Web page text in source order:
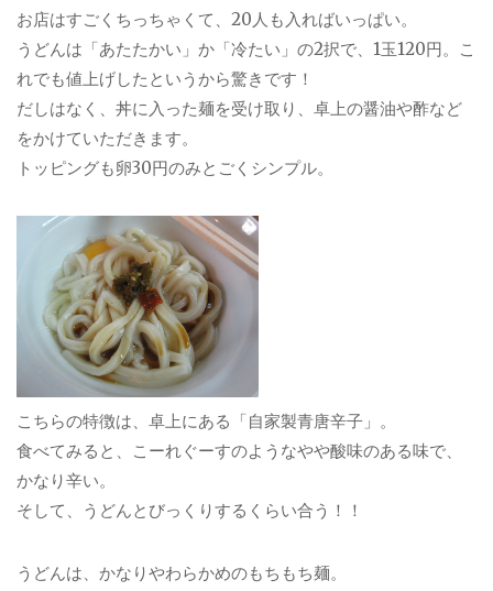
お店はすごくちっちゃくて、20人も入ればいっぱい。
うどんは「あたたかい」か「冷たい」の2択で、1玉120円。こ
れでも値上げしたというから驚きです！
だしはなく、丼に入った麺を受け取り、卓上の醤油や酢など
をかけていただきます。
トッピングも卵30円のみとごくシンプル。
こちらの特徴は、卓上にある「自家製青唐辛子」。
食べてみると、こーれぐーすのようなやや酸味のある味で、
かなり辛い。
そして、うどんとびっくりするくらい合う！！
うどんは、かなりやわらかめのもちもち麺。